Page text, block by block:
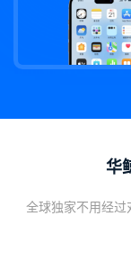
华
全球独家不用经过